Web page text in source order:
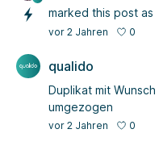
marked this post as
vor 2 Jahren 0
qualido
Duplikat mit
umgezogen
vor 2 Jahren 0